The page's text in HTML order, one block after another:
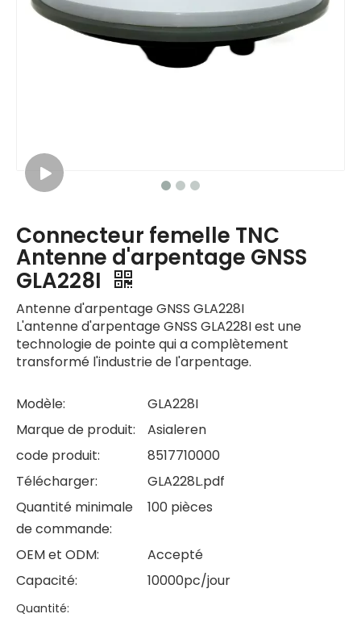
Connecteur femelle TNC
Antenne d'arpentage GNSS
GLA228I
Antenne d'arpentage GNSS GLA228I
L'antenne d'arpentage GNSS GLA228I est une
technologie de pointe qui a complètement
transformé l'industrie de l'arpentage.
Modèle:
GLA228I
Marque de produit:
Asialeren
code produit:
8517710000
Télécharger:
GLA228L.pdf
Quantité minimale
de commande:
100 pièces
OEM et ODM:
Accepté
Capacité:
10000pc/jour
Quantité: